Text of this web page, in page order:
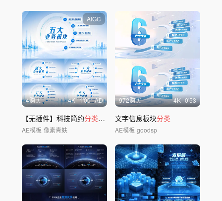
AIGC
4购买 4K 1'00 AD
【无插件】科技简约分类板块模版01
AE模板 像素青蚨
972购买 4K 0'53
文字信息板块分类
AE模板 goodsp